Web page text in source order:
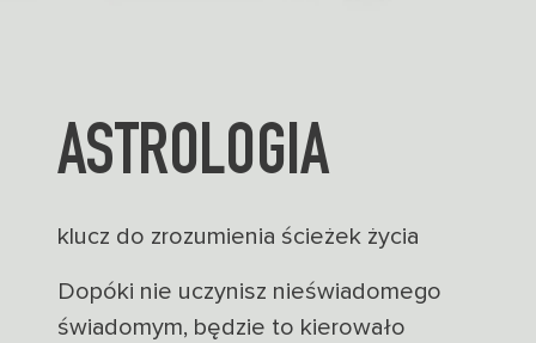
ASTROLOGIA
klucz do zrozumienia ścieżek życia
Dopóki nie uczynisz nieświadomego
świadomym, będzie to kierowało